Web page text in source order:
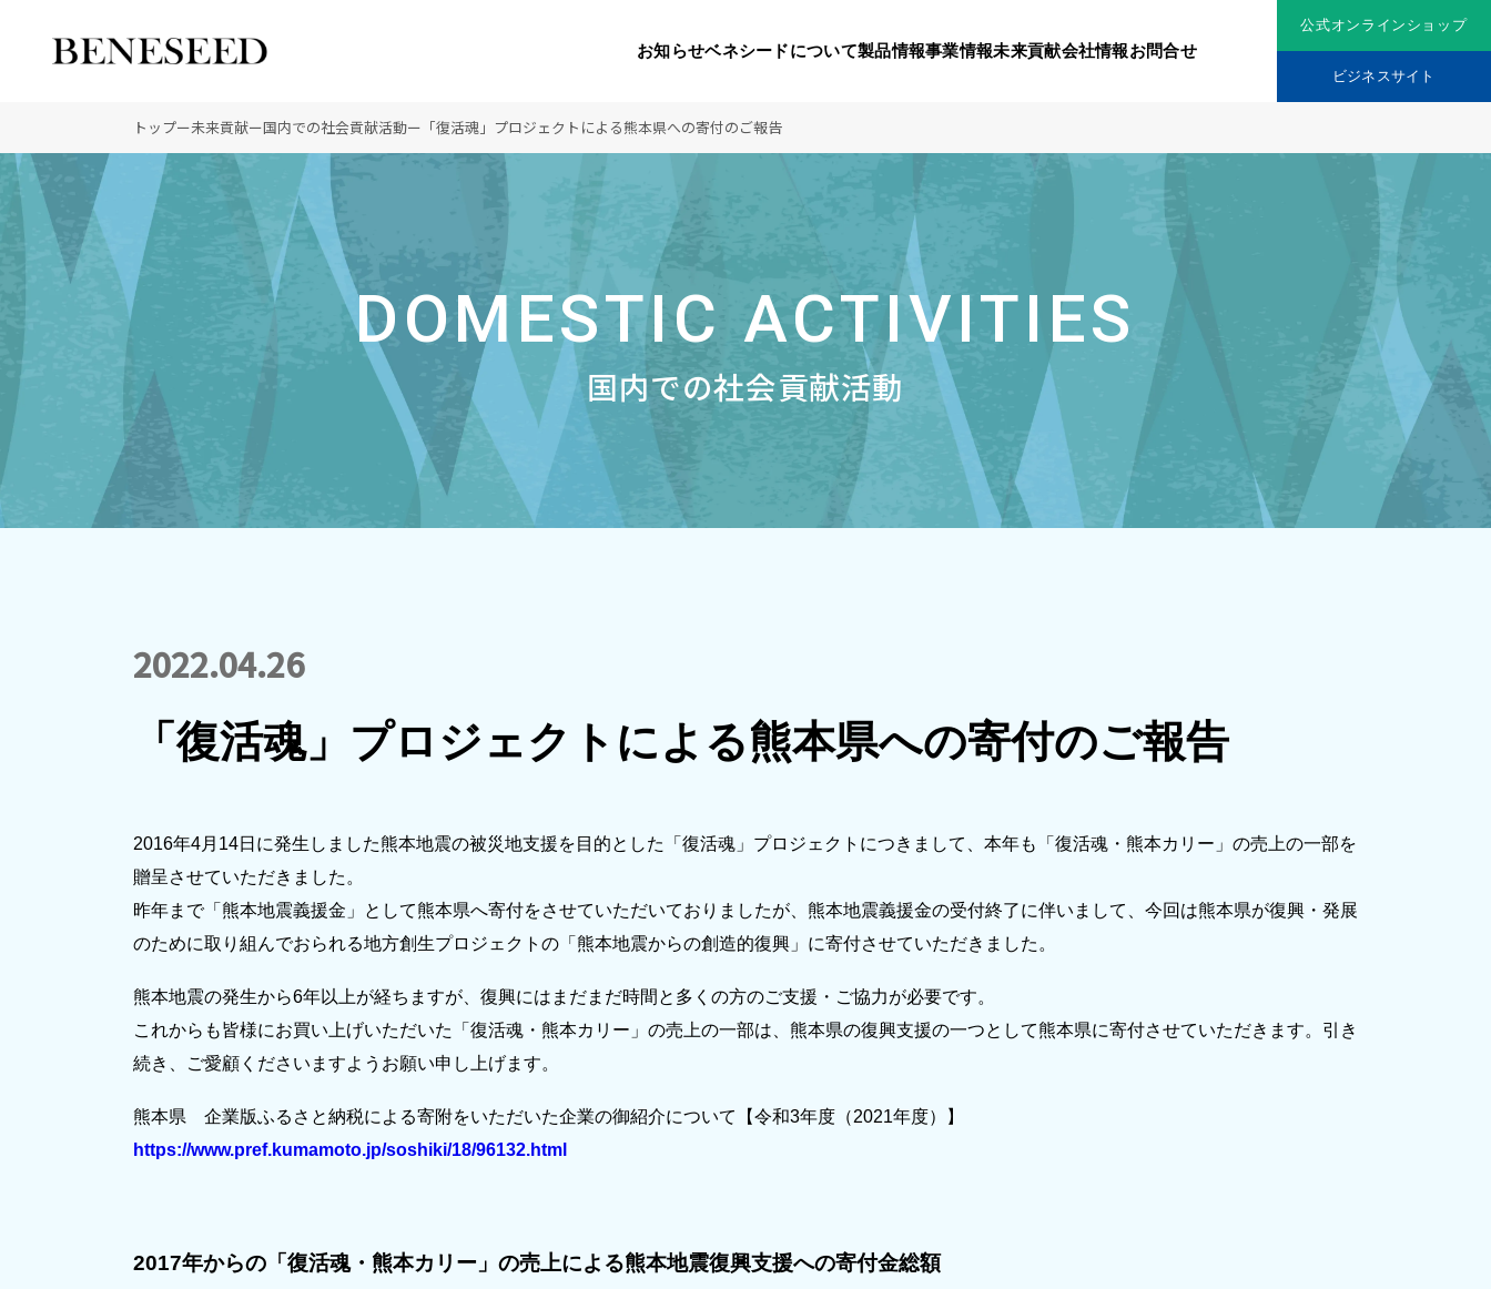
公式オンラインショップ
ビジネスサイト
ベネシードについて
製品情報
Blog
個人情報保護方針
個人情報の取り扱いについて
お知らせベネシードについて製品情報事業情報未来貢献会社情報お問合せ
公式オンラインショップ
ビジネスサイト
会社情報 トップ
創業の想い ベネシードの研究機関
コンプライアンス行動指針
カスタマーハラスメントに
対する行動指針
ディーラーの社会貢献活動 メディアパートナーシップ
製品情報 トップ
オーガニックへのこだわり 製品のご購入について 豊富な製品を展開
ノーベル賞受賞研究
“オートファジー”
トップー未来貢献ー国内での社会貢献活動ー 「復活魂」プロジェクトによる熊本県への寄付のご報告
DOMESTIC ACTIVITIES
国内での社会貢献活動
2022.04.26
「復活魂」プロジェクトによる熊本県への寄付のご報告
2016年4月14日に発生しました熊本地震の被災地支援を目的とした「復活魂」プロジェクトにつきまして、本年も「復活魂・熊本カリー」の売上の一部を
贈呈させていただきました。
昨年まで「熊本地震義援金」として熊本県へ寄付をさせていただいておりましたが、熊本地震義援金の受付終了に伴いまして、今回は熊本県が復興・発展
のために取り組んでおられる地方創生プロジェクトの「熊本地震からの創造的復興」に寄付させていただきました。
熊本地震の発生から6年以上が経ちますが、復興にはまだまだ時間と多くの方のご支援・ご協力が必要です。
これからも皆様にお買い上げいただいた「復活魂・熊本カリー」の売上の一部は、熊本県の復興支援の一つとして熊本県に寄付させていただきます。引き
続き、ご愛顧くださいますようお願い申し上げます。
熊本県 企業版ふるさと納税による寄附をいただいた企業の御紹介について【令和3年度（2021年度）】
https://www.pref.kumamoto.jp/soshiki/18/96132.html
2017年からの「復活魂・熊本カリー」の売上による熊本地震復興支援への寄付金総額